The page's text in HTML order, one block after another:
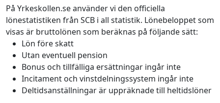
På Yrkeskollen.se använder vi den officiella
lönestatistiken från SCB i all statistik. Lönebeloppet som
visas är bruttolönen som beräknas på följande sätt:
Lön före skatt
Utan eventuell pension
Bonus och tillfälliga ersättningar ingår inte
Incitament och vinstdelningssystem ingår inte
Deltidsanställningar är uppräknade till heltidslöner